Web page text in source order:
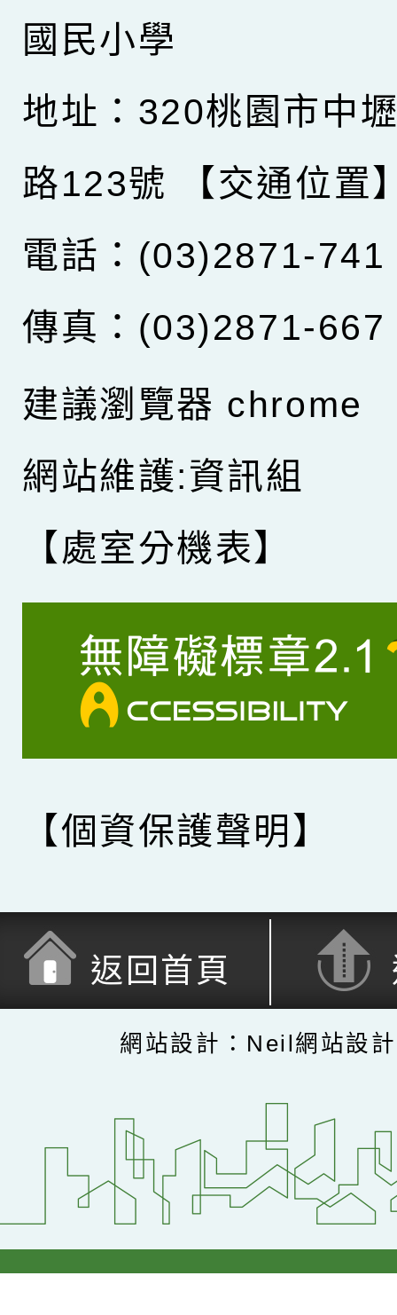
國民小學
地址：320桃園市中
路123號
【交通位置
電話：(03)2871-741
傳真：(03)2871-667
建議瀏覽器 chrome
網站維護:資訊組
【處室分機表】
【個資保護聲明】
返回首頁
網站設計：Neil網站設